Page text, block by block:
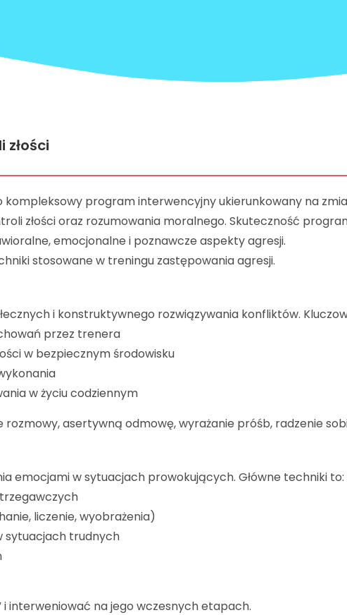
kompleksowy program interwencyjny ukierunkowany na
złości oraz rozumowania moralnego. Skuteczność
emocjonalne i poznawcze aspekty agresji.
stosowane w treningu zastępowania agresji.
i konstruktywnego rozwiązywania konfliktów.
przez trenera
w bezpiecznym środowisku
w życiu codziennym
asertywną odmowę, wyrażanie próśb, radzenie
emocjami w sytuacjach prowokujących. Główne techniki to:
liczenie, wyobrażenia)
sytuacjach trudnych
i interweniować na jego wczesnych etapach.